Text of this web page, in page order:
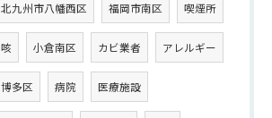
北九州市八幡西区 福岡市南区 喫煙所
咳 小倉南区 カビ業者 アレルギー
博多区 病院 医療施設